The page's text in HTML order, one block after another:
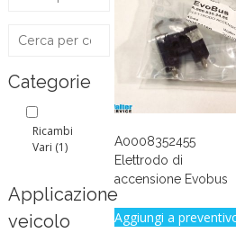
A0008352455
Elettrodo di
accensione Evobus
Aggiungi a
Categorie
Ricambi
Vari (1)
Applicazione
veicolo